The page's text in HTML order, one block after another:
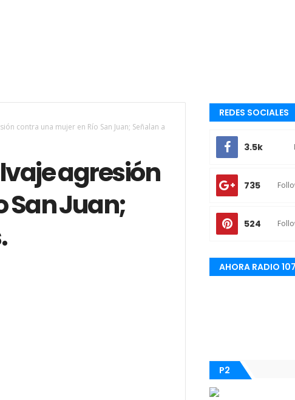
contra una mujer en Río San Juan; Señalan a
agresión
San Juan;
REDES SOCIALES
3.5k
735
524
AHORA RADIO 107
P2